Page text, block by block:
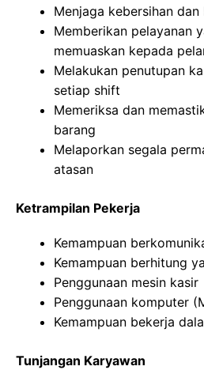
Menjaga kebersihan
Memberikan pelayanan
memuaskan kepada
Melakukan penutupan
setiap shift
Memeriksa dan
barang
Melaporkan segala
atasan
Ketrampilan Pekerja
Kemampuan
Kemampuan berhitung
Penggunaan mesin kasir
Penggunaan komputer
Kemampuan bekerja
Tunjangan Karyawan